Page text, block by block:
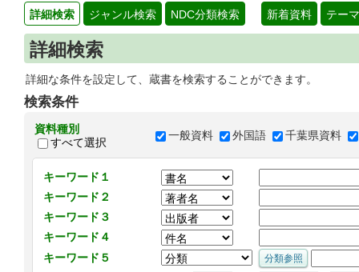
詳細検索 ジャンル検索 NDC分類検索 新着資料 テー
詳細検索
詳細な条件を設定して、蔵書を検索することができます。
検索条件
資料種別
すべて選択
一般資料 外国語 千葉県資料
キーワード１
キーワード２
キーワード３
キーワード４
キーワード５